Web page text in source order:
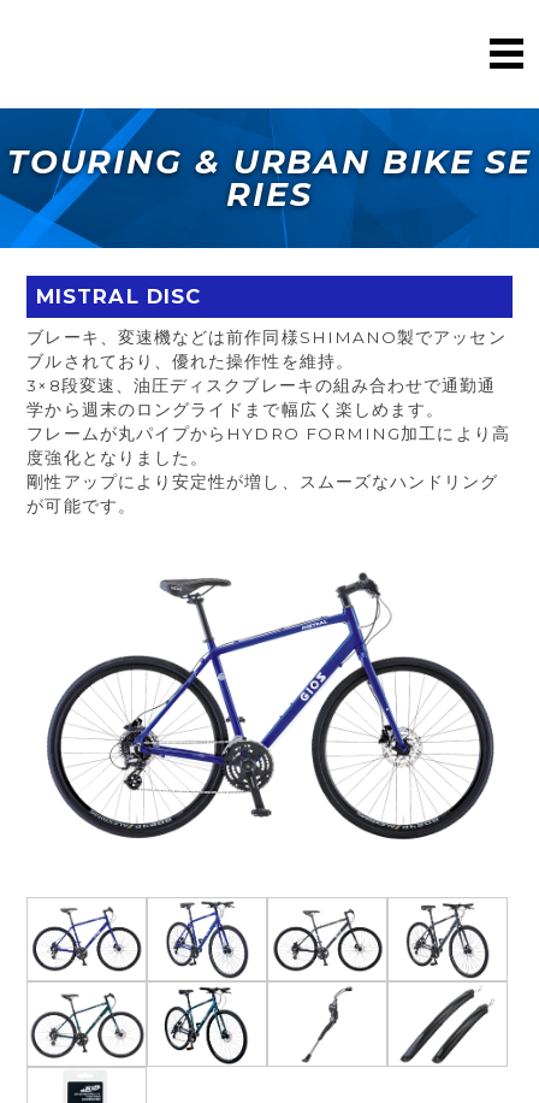
TOURING & URBAN BIKE SE
RIES
MISTRAL DISC
ブレーキ、変速機などは前作同様SHIMANO製でアッセン
ブルされており、優れた操作性を維持。
3×8段変速、油圧ディスクブレーキの組み合わせで通勤通
学から週末のロングライドまで幅広く楽しめます。
フレームが丸パイプからHYDRO FORMING加工により高
度強化となりました。
剛性アップにより安定性が増し、スムーズなハンドリング
が可能です。